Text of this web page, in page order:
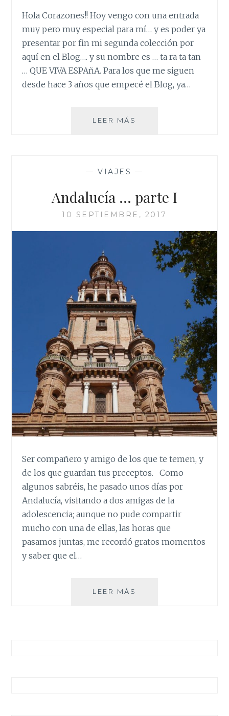
Hola Corazones!! Hoy vengo con una entrada
muy pero muy especial para mí… y es poder ya
presentar por fin mi segunda colección por
aquí en el Blog…. y su nombre es … ta ra ta tan
… QUE VIVA ESPAñA. Para los que me siguen
desde hace 3 años que empecé el Blog, ya…
LEER MÁS
— VIAJES —
Andalucía … parte I
10 SEPTIEMBRE, 2017
Ser compañero y amigo de los que te temen, y
de los que guardan tus preceptos. Como
algunos sabréis, he pasado unos días por
Andalucía, visitando a dos amigas de la
adolescencia; aunque no pude compartir
mucho con una de ellas, las horas que
pasamos juntas, me recordó gratos momentos
y saber que el…
LEER MÁS